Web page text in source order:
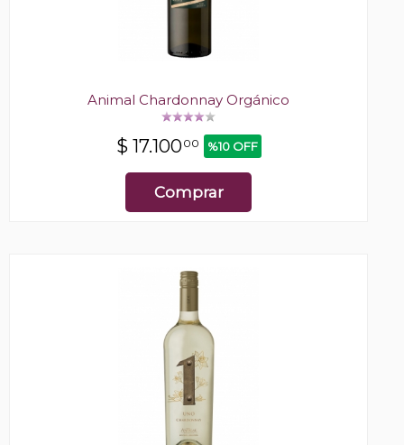
Animal Chardonnay Orgánico
$ 17.10000 %10 OFF
Comprar